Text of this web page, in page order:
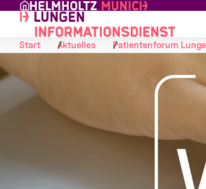
Skip to Content
Start
Aktuelles Patientenforum Lunge